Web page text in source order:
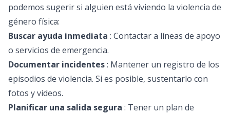
podemos sugerir si alguien está viviendo la violencia de
género física:
Buscar ayuda inmediata : Contactar a líneas de apoyo
o servicios de emergencia.
Documentar incidentes: Mantener un registro de los
episodios de violencia. Si es posible, sustentarlo con
fotos y videos.
Planificar una salida segura : Tener un plan de